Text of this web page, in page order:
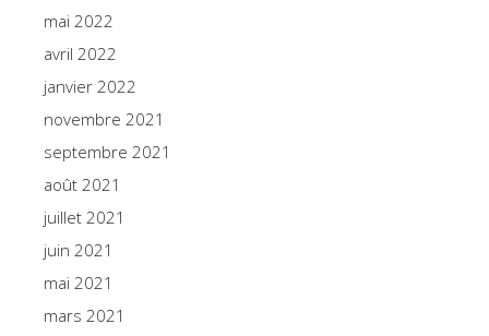
mai 2022
avril 2022
janvier 2022
novembre 2021
septembre 2021
août 2021
juillet 2021
juin 2021
mai 2021
mars 2021